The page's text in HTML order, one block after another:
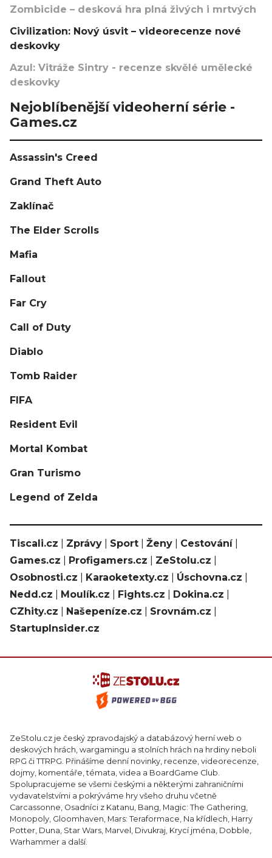
Zombicide – desková hra plná živých i mrtvých
Civilization: Nový úsvit – videorecenze nové
deskovky
Azul: Vitráže Sintry - recenze skvělé umělecké
deskovky
Nejoblíbenější videoherní série -
Games.cz
Assassin's Creed
Grand Theft Auto
Zaklínač
The Elder Scrolls
Mafia
Fallout
Far Cry
Call of Duty
Diablo
Tomb Raider
FIFA
Resident Evil
Mortal Kombat
Gran Turismo
Legend of Zelda
Tiscali.cz Zprávy Sport Ženy Cestování|
Games.cz
Profigamers.cz ZeStolu.cz
Osobnosti.cz
Karaoketexty.cz Úschovna.cz
Nedd.cz
Moulík.cz Fights.cz Dokina.cz
CZhity.cz
Našepeníze.cz Srovnám.cz
StartupInsider.cz
ZeStolu.cz je český zpravodajský a databázový herní web o
deskových hrách, wargamingu a stolních hrách na hrdiny neboli
RPG či TTRPG. Přinášíme denní novinky, recenze, videorecenze,
dojmy, komentáře, témata, videa a BoardGame Club.
Spolupracujeme se všemi českými a některými zahraničními
vydavatelstvími a pokrýváme hry všeho druhu včetně
Carcassonne, Osadníci z Katanu, Bang, Magic: The Gathering,
Monopoly, Gloomhaven, Mars: Teraformace, Na křídlech, Harry
Potter, Duna, Star Wars, Marvel, Divukraj, Krycí jména, Dobble,
Warhammer a další.